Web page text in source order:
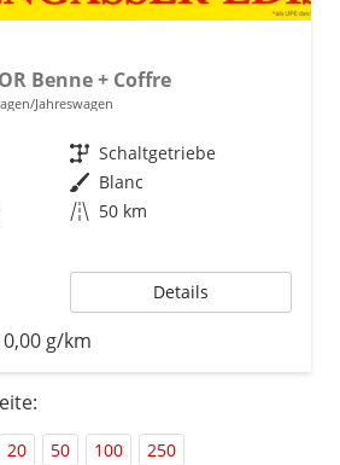
Benne + Coffre
Jahreswagen
Getriebe Schaltgetriebe
Außenfarbe Blanc
Kilometerstand 50 km
Details
0,00 g/km
20 50 100 250